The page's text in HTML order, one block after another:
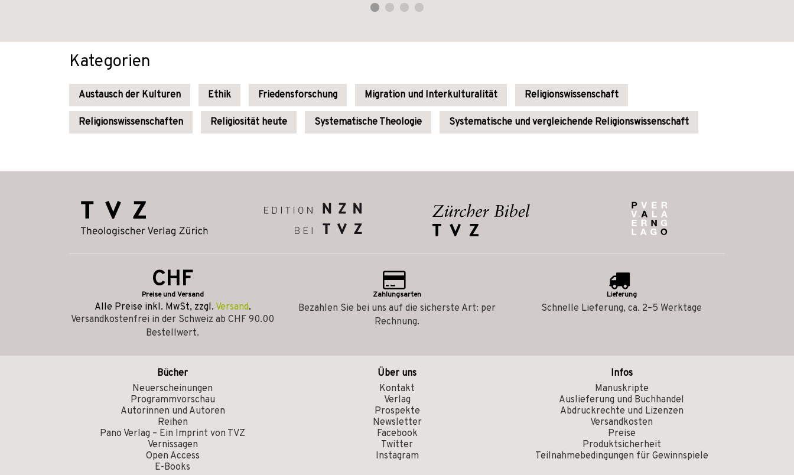
Kategorien
Austausch der Kulturen Ethik Friedensforschung Migration und Interkulturalität Religionswissenschaft
Religionswissenschaften Religiosität heute Systematische Theologie Systematische und vergleichende Religionswissenschaft
CHF
Preise und Versand
Alle Preise inkl. MwSt, zzgl. Versand.
Versandkostenfrei in der Schweiz ab CHF 90.00
Bestellwert.
Zahlungsarten
Bezahlen Sie bei uns auf die sicherste Art: per
Rechnung.
Lieferung
Schnelle Lieferung, ca. 2–5 Werktage
Bücher
Neuerscheinungen
Programmvorschau
Autorinnen und Autoren
Reihen
Pano Verlag – Ein Imprint von TVZ
Vernissagen
Open Access
E-Books
Über uns
Kontakt
Verlag
Prospekte
Newsletter
Facebook
Twitter
Instagram
Infos
Manuskripte
Auslieferung und Buchhandel
Abdruckrechte und Lizenzen
Versandkosten
Preise
Produktsicherheit
Teilnahmebedingungen für Gewinnspiele